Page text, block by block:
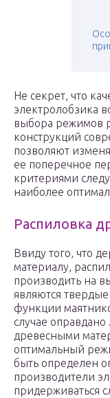
Не секрет, что
электролобзика
выбора режимов
конструкций
позволяют
ее поперечное
критериями
наиболее
Распиловка
Ввиду того, что
материалу,
производить на
являются
функции
случае
древесными
оптимальный
быть определен
производители
придерживаться